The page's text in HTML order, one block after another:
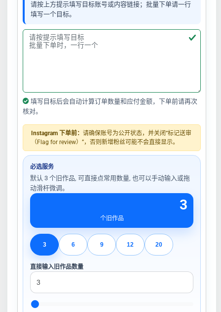
请按上方提示填写目标账号或内容链接；批量下单请一行
填写一个目标。
填写目标后会自动计算订单数量和应付金额，下单前请再次
核对。
Instagram 下单前： 请确保账号为公开状态，并关闭“标记送审
（Flag for review）”，否则新增粉丝可能不会直接显示。
必选服务
默认 3 个旧作品, 可直接点常用数量, 也可以手动输入或拖
动滑杆微调。
3
个旧作品
3 6 9 12 20
直接输入旧作品数量